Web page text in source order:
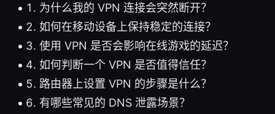
为什么我的 VPN 连接会突然断开？
如何在移动设备上保持稳定的连接？
使用 VPN 是否会影响在线游戏的延迟？
如何判断一个 VPN 是否值得信任？
路由器上设置 VPN 的步骤是什么？
有哪些常见的 DNS 泄露场景？